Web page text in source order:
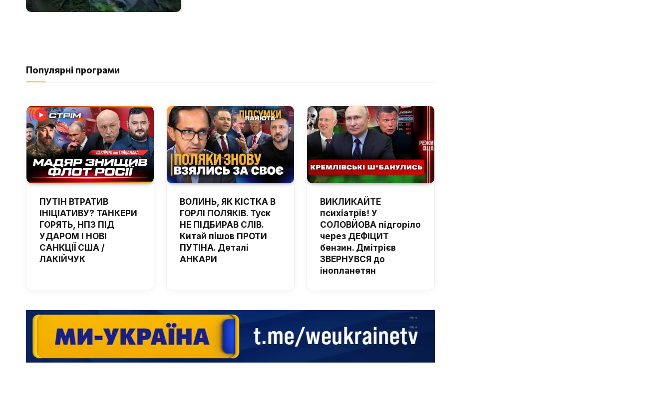
Популярні програми
ПУТІН ВТРАТИВ
ІНІЦІАТИВУ? ТАНКЕРИ
ГОРЯТЬ, НПЗ ПІД
УДАРОМ І НОВІ
САНКЦІЇ США /
ЛАКІЙЧУК
ВОЛИНЬ, ЯК КІСТКА В
ГОРЛІ ПОЛЯКІВ. Туск
НЕ ПІДБИРАВ СЛІВ.
Китай пішов ПРОТИ
ПУТІНА. Деталі
АНКАРИ
ВИКЛИКАЙТЕ
психіатрів! У
СОЛОВЙОВА підгоріло
через ДЕФІЦИТ
бензин. Дмітрієв
ЗВЕРНУВСЯ до
інопланетян